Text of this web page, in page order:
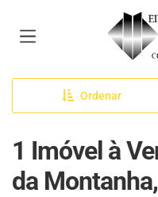
Ordenar
1 Imóvel à
da